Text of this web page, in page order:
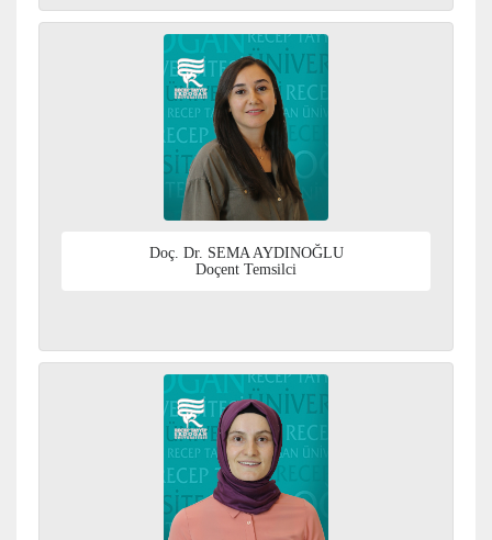
Doç. Dr. SEMA AYDINOĞLU
Doçent Temsilci